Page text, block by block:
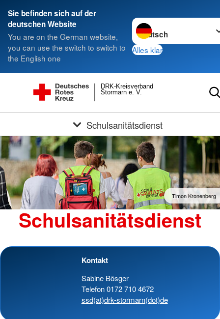
Sie befinden sich auf der
deutschen Website
You are on the German website,
you can use the switch to switch to
the English one
Sprache wechseln zu
Alles klar
Stormarn e. V.
DRK-Kreisverband
Schulsanitätsdienst
Timon Kronenberg
Schulsanitätsdienst
Kontakt
Sabine Bösger
Telefon 0172 710 4672
ssd(at)drk-stormarn(dot)de